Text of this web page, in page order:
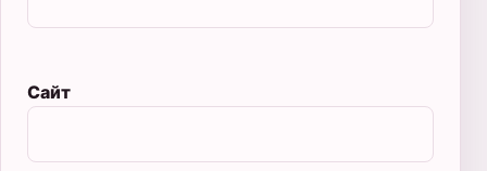
Сайт